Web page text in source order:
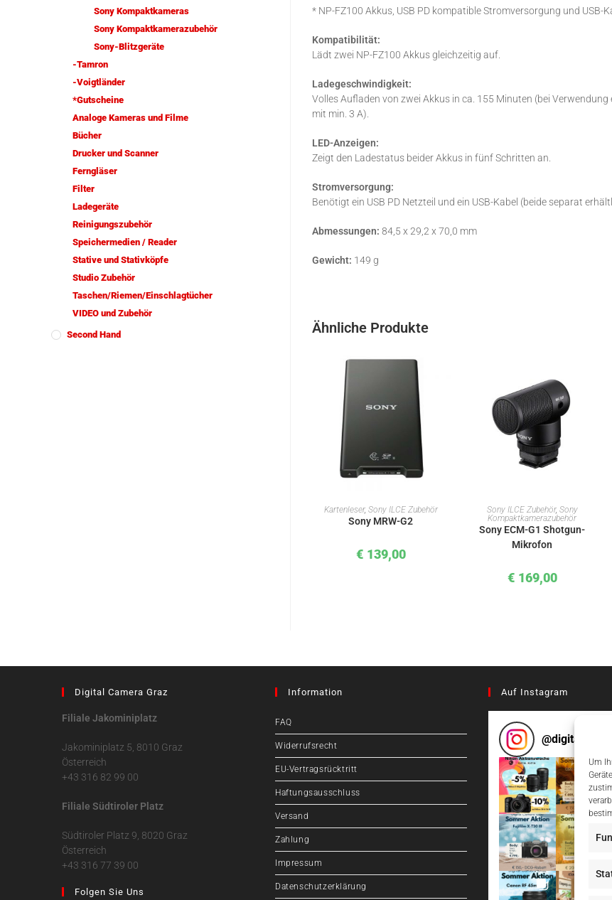
Um
* NP-FZ100 Akkus, USB PD kompatible Stromversorgung und USB-
Kompatibilität:
Lädt zwei NP-FZ100 Akkus gleichzeitig auf.
Ladegeschwindigkeit:
Volles Aufladen von zwei Akkus in ca. 155 Minuten (bei
mit min. 3 A).
LED-Anzeigen:
Zeigt den Ladestatus beider Akkus in fünf Schritten an.
Stromversorgung:
Benötigt ein USB PD Netzteil und ein USB-Kabel (beide separat
Abmessungen: 84,5 x 29,2 x 70,0 mm
Gewicht: 149 g
Ähnliche Produkte
IN DEN WARENKORB
Kartenleser, Sony ILCE Zubehör
Sony MRW-G2
€ 139,00
IN DEN WARENKORB
Sony ILCE Zubehör, Sony
Kompaktkamerazubehör
Sony ECM-G1 Shotgun-
Mikrofon
€ 169,00
Sony Kompaktkameras
Sony Kompaktkamerazubehör
Sony-Blitzgeräte
-Tamron
-Voigtländer
*Gutscheine
Analoge Kameras und Filme
Bücher
Drucker und Scanner
Ferngläser
Filter
Ladegeräte
Reinigungszubehör
Speichermedien / Reader
Stative und Stativköpfe
Studio Zubehör
Taschen/Riemen/Einschlagtücher
VIDEO und Zubehör
Second Hand
Digital Camera Graz
Filiale Jakominiplatz
Jakominiplatz 5, 8010 Graz
Österreich
+43 316 82 99 00
Filiale Südtiroler Platz
Südtiroler Platz 9, 8020 Graz
Österreich
+43 316 77 39 00
Folgen Sie Uns
Information
FAQ
Widerrufsrecht
EU-Vertragsrücktritt
Haftungsausschluss
Versand
Zahlung
Impressum
Datenschutzerklärung
Auf Instagram
@